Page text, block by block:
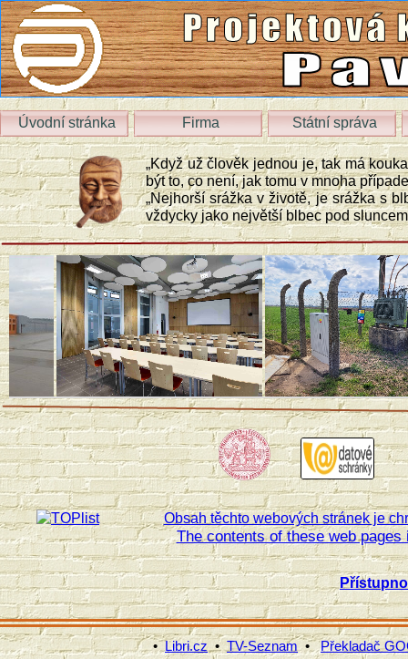
„Když už člověk jednou je, tak má
být to, co není, jak tomu v mnoha
„Nejhorší srážka v životě, je srážka s
vždycky jako největší blbec pod
The contents of these web
Obsah těchto webových stránek je
Úvodní stránka Firma Státní správa
•Libri.cz •TV-Seznam •Překladač